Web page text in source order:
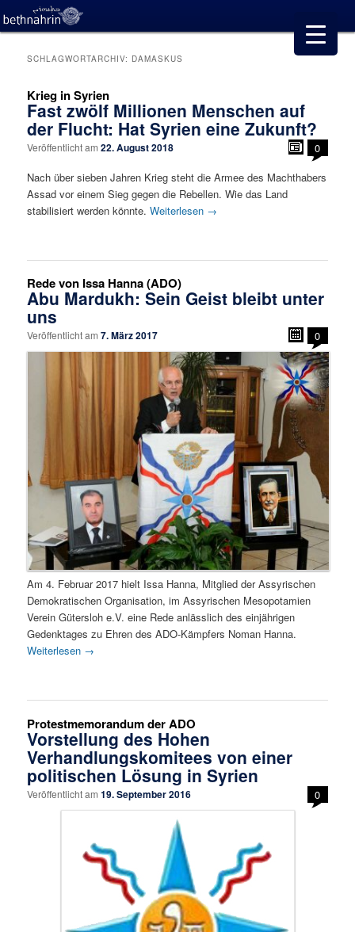
SCHLAGWORTARCHIV: DAMASKUS
Krieg in Syrien
Fast zwölf Millionen Menschen auf
der Flucht: Hat Syrien eine Zukunft?
Veröffentlicht am22. August 2018
0
Nach über sieben Jahren Krieg steht die Armee des Machthabers
Assad vor einem Sieg gegen die Rebellen. Wie das Land
stabilisiert werden könnte.Weiterlesen →
Rede von Issa Hanna (ADO)
Abu Mardukh: Sein Geist bleibt unter
uns
Veröffentlicht am7. März 2017 0
Am 4. Februar 2017 hielt Issa Hanna, Mitglied der Assyrischen
Demokratischen Organisation, im Assyrischen Mesopotamien
Verein Gütersloh e.V. eine Rede anlässlich des einjährigen
Gedenktages zu Ehren des ADO-Kämpfers Noman Hanna.
Weiterlesen →
Protestmemorandum der ADO
Vorstellung des Hohen
Verhandlungskomitees von einer
politischen Lösung in Syrien
Veröffentlicht am19. September 2016 0